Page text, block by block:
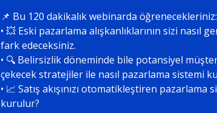
📌 Bu 120 dakikalık webinarda öğrenecekleriniz:
• 💥 Eski pazarlama alışkanlıklarının sizi nasıl
fark edeceksiniz.
• 🔍 Belirsizlik döneminde bile potansiyel
çekecek stratejiler ile nasıl pazarlama sistemi
• 📈 Satış akışınızı otomatikleştiren pazarlama
kurulur?